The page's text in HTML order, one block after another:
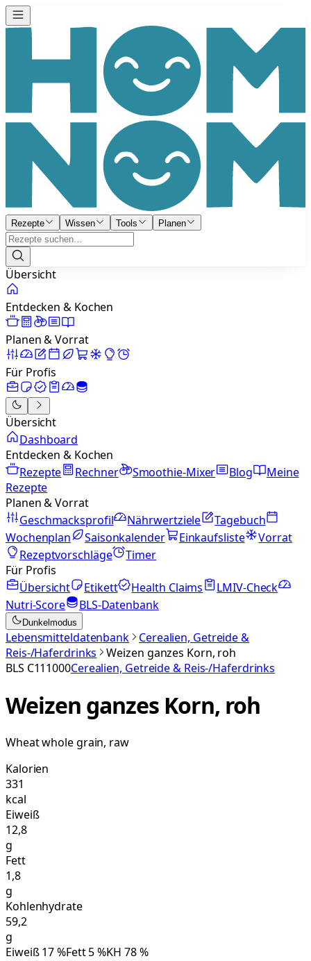
Rezepte Wissen Tools Planen
Übersicht
Entdecken & Kochen
Planen & Vorrat
Für Profis
Übersicht
Dashboard
Entdecken & Kochen
Rezepte
Rechner Smoothie-Mixer Blog
Meine
Rezepte
Planen & Vorrat
Geschmacksprofil
Nährwertziele
Tagebuch
Wochenplan
Saisonkalender Einkaufsliste
Vorrat
Rezeptvorschläge
Timer
Für Profis
Übersicht
Etikett Health Claims
LMIV-Check
Nutri-Score
BLS-Datenbank
Dunkelmodus
Lebensmitteldatenbank
Cerealien, Getreide &
Reis-/Haferdrinks
Weizen ganzes Korn, roh
BLS C111000Cerealien, Getreide & Reis-/Haferdrinks
Weizen ganzes Korn, roh
Wheat whole grain, raw
Kalorien
331
kcal
Eiweiß
12,8
g
Fett
1,8
g
Kohlenhydrate
59,2
g
Eiweiß17%Fett5%KH 78%